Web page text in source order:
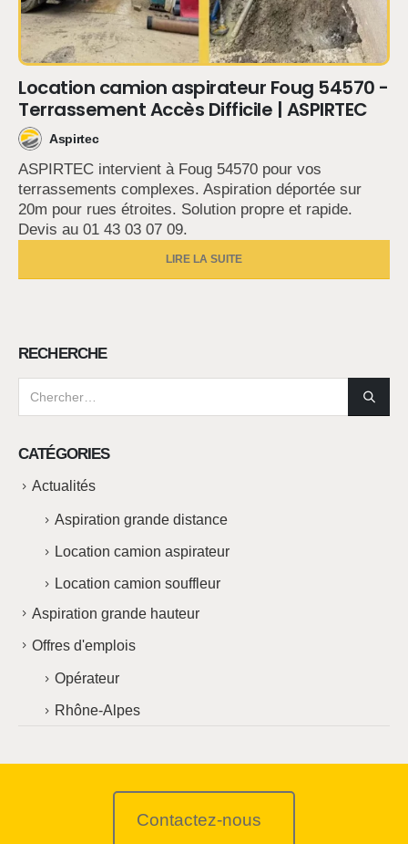
Location camion aspirateur Foug 54570 -
Terrassement Accès Difficile | ASPIRTEC
Aspirtec
ASPIRTEC intervient à Foug 54570 pour vos
terrassements complexes. Aspiration déportée sur
20m pour rues étroites. Solution propre et rapide.
Devis au 01 43 03 07 09.
LIRE LA SUITE
RECHERCHE
CATÉGORIES
Actualités
Aspiration grande distance
Location camion aspirateur
Location camion souffleur
Aspiration grande hauteur
Offres d'emplois
Opérateur
Rhône-Alpes
Contactez-nous